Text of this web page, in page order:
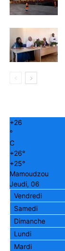
+26
°
C
+26°
+25°
Mamoudzou
Jeudi, 06
Vendredi
Samedi
Dimanche
Lundi
Mardi